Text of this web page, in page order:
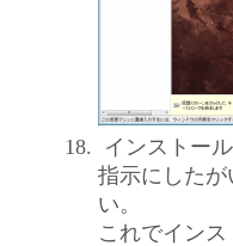
インストー
指示にした
い。
これでインス